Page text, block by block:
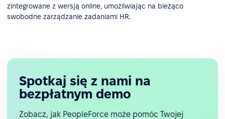
zintegrowane z wersją online, umożliwiając na bieżąco
swobodne zarządzanie zadaniami HR.
Spotkaj się z nami na
bezpłatnym demo
Zobacz, jak PeopleForce może pomóc Twojej